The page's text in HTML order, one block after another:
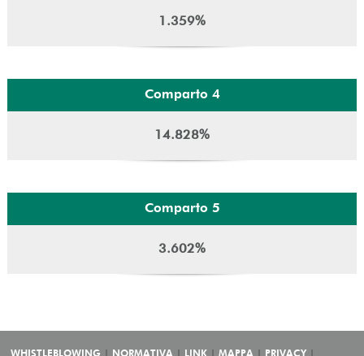
1.359%
Comparto 4
14.828%
Comparto 5
3.602%